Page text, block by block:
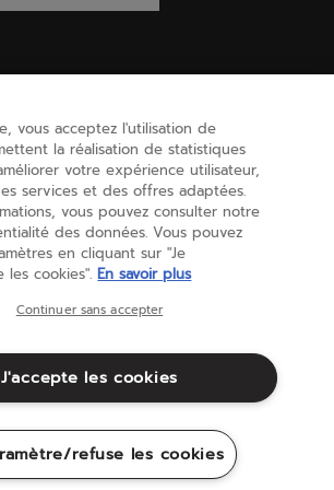
look.
le cadre avec un chiffon humide.
votregrip de tennispour maintenir
et utilisez un couvre-raquette pour la
et de la poussière.
Cookies
©Babolat
vous acceptez l'utilisation de
la réalisation de statistiques
votre expérience utilisateur,
services et des offres adaptées.
vous pouvez consulter notre
des données. Vous pouvez
en cliquant sur "Je
les cookies". En savoir plus
Continuer sans accepter
J'accepte les cookies
refuse les cookies